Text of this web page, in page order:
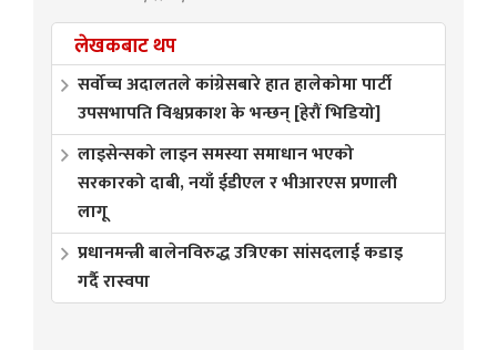
लेखकबाट थप
सर्वोच्च अदालतले कांग्रेसबारे हात हालेकोमा पार्टी
उपसभापति विश्वप्रकाश के भन्छन् [हेरौं भिडियो]
लाइसेन्सको लाइन समस्या समाधान भएको
सरकारको दाबी, नयाँ ईडीएल र भीआरएस प्रणाली
लागू
प्रधानमन्त्री बालेनविरुद्ध उत्रिएका सांसदलाई कडाइ
गर्दै रास्वपा